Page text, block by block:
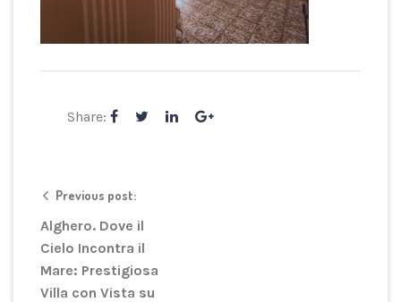
Share:
Previous post:
Alghero. Dove il
Cielo Incontra il
Mare: Prestigiosa
Villa con Vista su